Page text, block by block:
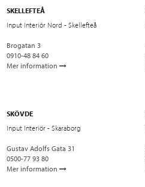
SKELLEFTEÅ
Input Interiör Nord - Skellefteå
Brogatan 3
0910-48 84 60
Mer information
SKÖVDE
Input Interiör - Skaraborg
Gustav Adolfs Gata 31
0500-77 93 80
Mer information